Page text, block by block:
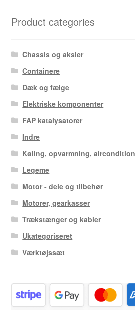
Product categories
Chassis og aksler
Containere
Dæk og fælge
Elektriske komponenter
FAP katalysatorer
Indre
Køling, opvarmning, aircondition
Legeme
Motor - dele og tilbehør
Motorer, gearkasser
Trækstænger og kabler
Ukategoriseret
Værktøjssæt